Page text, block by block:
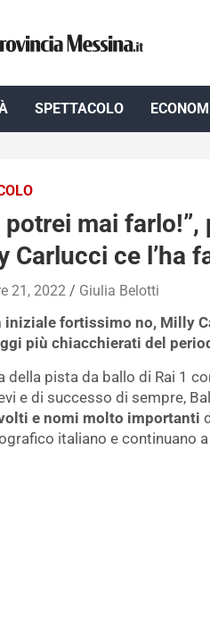
SPETTACOLO
potrei mai
Carlucci ce l’ha
21, 2022 Giulia Belotti
iniziale fortissimo no, Milly
più chiacchierati del
della pista da ballo di Rai 1
e di successo di sempre,
e nomi molto importanti
italiano e continuano